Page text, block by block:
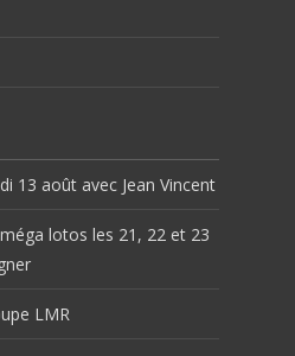
13 août avec Jean Vincent
lotos les 21, 22 et 23
LMR